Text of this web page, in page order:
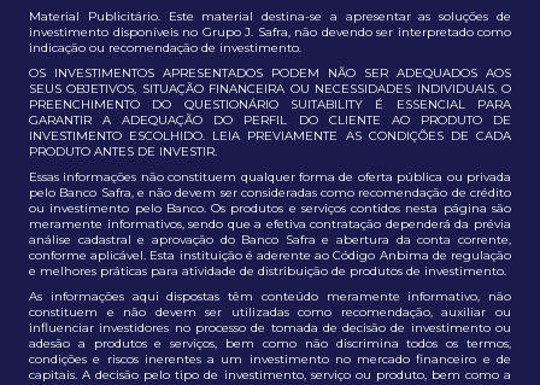
Material Publicitário. Este material destina-se a apresentar as soluções de
investimento disponíveis no Grupo J. Safra, não devendo ser interpretado como
indicação ou recomendação de investimento.
OS INVESTIMENTOS APRESENTADOS PODEM NÃO SER ADEQUADOS AOS
SEUS OBJETIVOS, SITUAÇÃO FINANCEIRA OU NECESSIDADES INDIVIDUAIS. O
PREENCHIMENTO DO QUESTIONÁRIO SUITABILITY É ESSENCIAL PARA
GARANTIR A ADEQUAÇÃO DO PERFIL DO CLIENTE AO PRODUTO DE
INVESTIMENTO ESCOLHIDO. LEIA PREVIAMENTE AS CONDIÇÕES DE CADA
PRODUTO ANTES DE INVESTIR.
Essas informações não constituem qualquer forma de oferta pública ou privada
pelo Banco Safra, e não devem ser consideradas como recomendação de crédito
ou investimento pelo Banco. Os produtos e serviços contidos nesta página são
meramente informativos, sendo que a efetiva contratação dependerá da prévia
análise cadastral e aprovação do Banco Safra e abertura da conta corrente,
conforme aplicável. Esta instituição é aderente ao Código Anbima de regulação
e melhores práticas para atividade de distribuição de produtos de investimento.
As informações aqui dispostas têm conteúdo meramente informativo, não
constituem e não devem ser utilizadas como recomendação, auxiliar ou
influenciar investidores no processo de tomada de decisão de investimento ou
adesão a produtos e serviços, bem como não discrimina todos os termos,
condições e riscos inerentes a um investimento no mercado financeiro e de
capitais. A decisão pelo tipo de investimento, serviço ou produto, bem como a